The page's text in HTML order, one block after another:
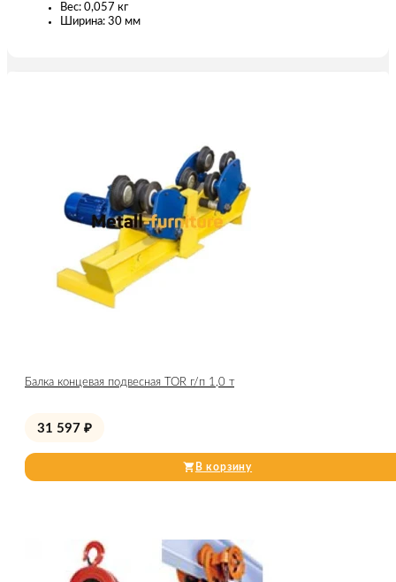
Вес: 0,057 кг
Ширина: 30 мм
Балка концевая подвесная TOR г/п 1,0 т
31 597 ₽
В корзину